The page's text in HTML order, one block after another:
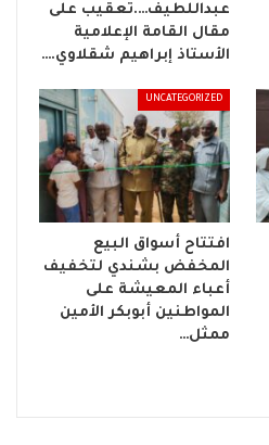
عبداللطيف….تعقيب على
مقال القامة الإعلامية
الأستاذ إبراهيم شقلاوي.…
UNCATEGORIZED
افتتاح أسواق البيع
المخفض بشندي لتخفيف
أعباء المعيشة على
المواطنين أبوبكر الأمين
ممثل…